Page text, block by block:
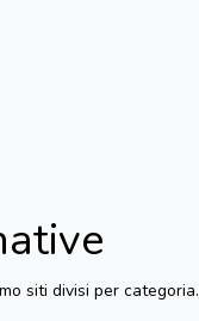
siti divisi per categoria.